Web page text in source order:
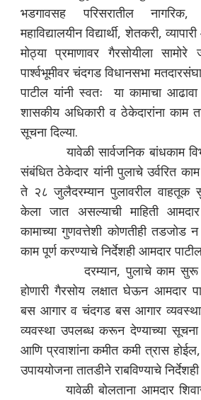
भडगावसह परिसरातील नागरिक,
महाविद्यालयीन विद्यार्थी, शेतकरी,
मोठ्या प्रमाणावर गैरसोयीला
पार्श्वभूमीवर चंदगड विधानसभा
पाटील यांनी स्वतः या कामाचा
शासकीय अधिकारी व ठेकेदारांना काम
सूचना दिल्या.
यावेळी सार्वजनिक बांधकाम
संबंधित ठेकेदार यांनी पुलाचे उर्वरित
ते २८ जुलैदरम्यान पुलावरील वाहतूक
केला जात असल्याची माहिती आमदार
कामाच्या गुणवत्तेशी कोणतीही तडजोड
काम पूर्ण करण्याचे निर्देशही आमदार
दरम्यान, पुलाचे काम सुरू
होणारी गैरसोय लक्षात घेऊन आमदार
बस आगार व चंदगड बस आगार
व्यवस्था उपलब्ध करून देण्याच्या सूचना
आणि प्रवाशांना कमीत कमी त्रास
उपाययोजना तातडीने राबविण्याचे
यावेळी बोलताना आमदार